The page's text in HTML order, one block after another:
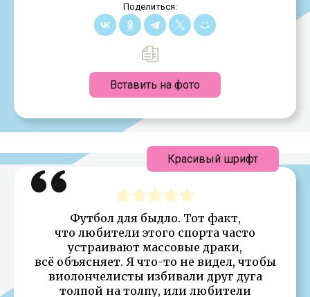
Поделиться:
Вставить на фото
Футбол для быдло. Тот факт,
что любители этого спорта часто
устраивают массовые драки,
всё объясняет. Я что-то не видел, чтобы
виолончелисты избивали друг дуга
толпой на толпу, или любители
Красивый шрифт